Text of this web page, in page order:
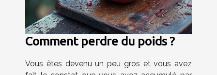
Comment perdre du poids ?
Vous êtes devenu un peu gros et vous avez